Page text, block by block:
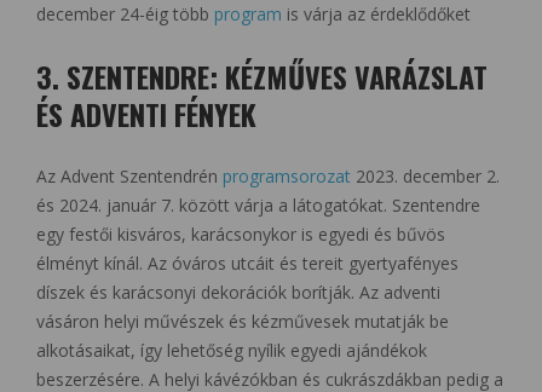
december 24-éig több program is várja az érdeklődőket
3. SZENTENDRE: KÉZMŰVES VARÁZSLAT
ÉS ADVENTI FÉNYEK
Az Advent Szentendrén programsorozat 2023. december 2.
és 2024. január 7. között várja a látogatókat. Szentendre
egy festői kisváros, karácsonykor is egyedi és bűvös
élményt kínál. Az óváros utcáit és tereit gyertyafényes
díszek és karácsonyi dekorációk borítják. Az adventi
vásáron helyi művészek és kézművesek mutatják be
alkotásaikat, így lehetőség nyílik egyedi ajándékok
beszerzésére. A helyi kávézókban és cukrászdákban pedig a